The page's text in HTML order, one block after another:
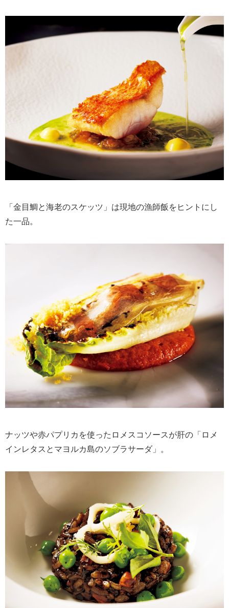
「金目鯛と海老のスケッツ」は現地の漁師飯をヒントにし
た一品。
ナッツや赤パプリカを使ったロメスコソースが肝の「ロメ
インレタスとマヨルカ島のソブラサーダ」。